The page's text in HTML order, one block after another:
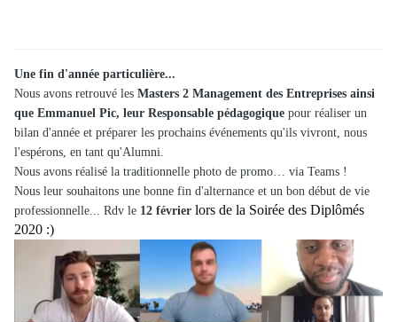
Une fin d'année particulière...
Nous avons retrouvé les Masters 2 Management des Entreprises ainsi
que Emmanuel Pic, leur Responsable pédagogique pour réaliser un
bilan d'année et préparer les prochains événements qu'ils vivront, nous
l'espérons, en tant qu'Alumni.
Nous avons réalisé la traditionnelle photo de promo… via Teams !
Nous leur souhaitons une bonne fin d'alternance et un bon début de vie
professionnelle... Rdv le 12 février lors de la Soirée des Diplômés
2020 :)